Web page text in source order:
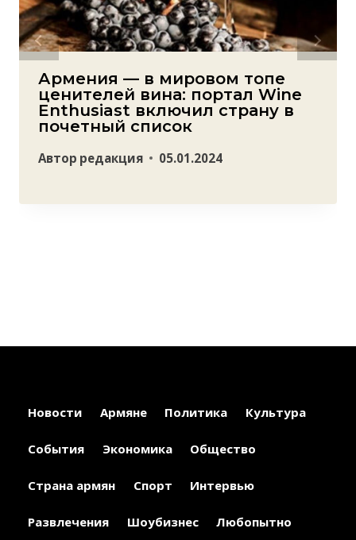
Армения — в мировом топе
ценителей вина: портал Wine
Enthusiast включил страну в
почетный список
Автор редакция 05.01.2024
Новости Армяне Политика Культура
События Экономика Общество
Страна армян Спорт Интервью
Развлечения Шоубизнес Любопытно